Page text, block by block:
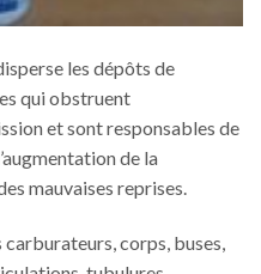
les dépôts de
qui obstruent
et sont responsables de
de la
mauvaises reprises.
corps, buses,